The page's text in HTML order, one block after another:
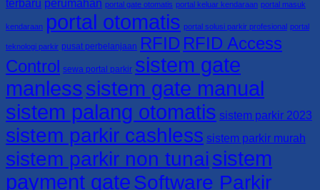
terbaru perumahan portal gate otomatis portal keluar kendaraan portal masuk
kendaraan portal otomatis portal solusi parkir profesional portal
teknologi parkir pusat perbelanjaan RFID RFID Access
Control sewa portal parkir sistem gate
manlesssistem gate manual
sistem palang otomatis sistem parkir 2023
sistem parkir cashless sistem parkir murah
sistem parkir non tunaisistem
payment gateSoftware Parkir